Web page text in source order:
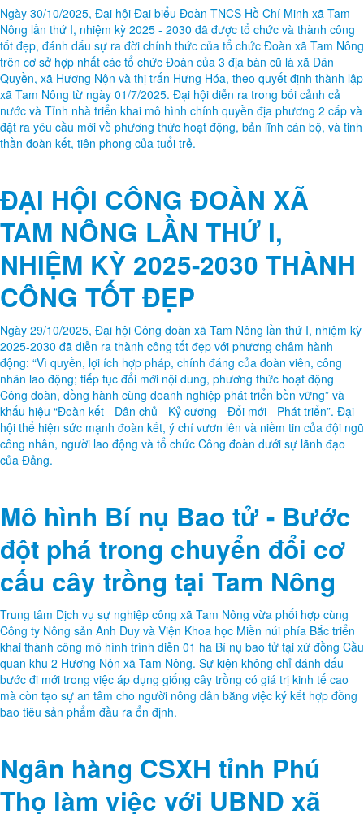
Ngày 30/10/2025, Đại hội Đại biểu Đoàn TNCS Hồ Chí Minh xã Tam
Nông lần thứ I, nhiệm kỳ 2025 - 2030 đã được tổ chức và thành công
tốt đẹp, đánh dấu sự ra đời chính thức của tổ chức Đoàn xã Tam Nông
trên cơ sở hợp nhất các tổ chức Đoàn của 3 địa bàn cũ là xã Dân
Quyền, xã Hương Nộn và thị trấn Hưng Hóa, theo quyết định thành lập
xã Tam Nông từ ngày 01/7/2025. Đại hội diễn ra trong bối cảnh cả
nước và Tỉnh nhà triển khai mô hình chính quyền địa phương 2 cấp và
đặt ra yêu cầu mới về phương thức hoạt động, bản lĩnh cán bộ, và tinh
thần đoàn kết, tiên phong của tuổi trẻ.
ĐẠI HỘI CÔNG ĐOÀN XÃ
TAM NÔNG LẦN THỨ I,
NHIỆM KỲ 2025-2030 THÀNH
CÔNG TỐT ĐẸP
Ngày 29/10/2025, Đại hội Công đoàn xã Tam Nông lần thứ I, nhiệm kỳ
2025-2030 đã diễn ra thành công tốt đẹp với phương châm hành
động: “Vì quyền, lợi ích hợp pháp, chính đáng của đoàn viên, công
nhân lao động; tiếp tục đổi mới nội dung, phương thức hoạt động
Công đoàn, đồng hành cùng doanh nghiệp phát triển bền vững” và
khẩu hiệu “Đoàn kết - Dân chủ - Kỷ cương - Đổi mới - Phát triển”. Đại
hội thể hiện sức mạnh đoàn kết, ý chí vươn lên và niềm tin của đội ngũ
công nhân, người lao động và tổ chức Công đoàn dưới sự lãnh đạo
của Đảng.
Mô hình Bí nụ Bao tử - Bước
đột phá trong chuyển đổi cơ
cấu cây trồng tại Tam Nông
Trung tâm Dịch vụ sự nghiệp công xã Tam Nông vừa phối hợp cùng
Công ty Nông sản Anh Duy và Viện Khoa học Miền núi phía Bắc triển
khai thành công mô hình trình diễn 01 ha Bí nụ bao tử tại xứ đồng Cầu
quan khu 2 Hương Nộn xã Tam Nông. Sự kiện không chỉ đánh dấu
bước đi mới trong việc áp dụng giống cây trồng có giá trị kinh tế cao
mà còn tạo sự an tâm cho người nông dân bằng việc ký kết hợp đồng
bao tiêu sản phẩm đầu ra ổn định.
Ngân hàng CSXH tỉnh Phú
Thọ làm việc với UBND xã